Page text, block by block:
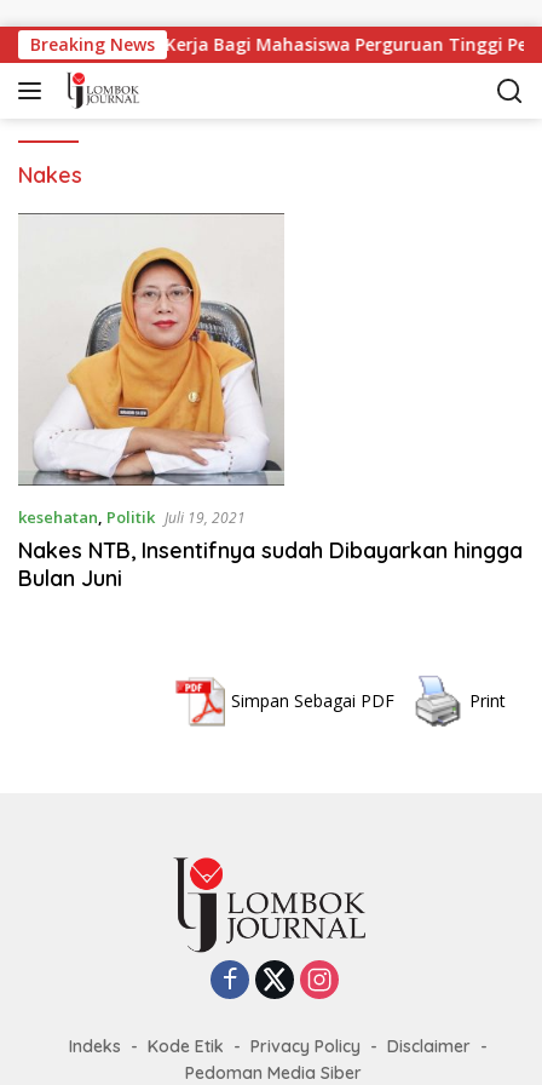
Breaking News
Lapangan Kerja Bagi Mahasiswa Perguruan Tinggi
Nakes
kesehatan, Politik Juli 19, 2021
Nakes NTB, Insentifnya sudah Dibayarkan hingga
Bulan Juni
Simpan Sebagai PDF Print
Indeks Kode Etik Privacy Policy
Disclaimer
Pedoman Media Siber